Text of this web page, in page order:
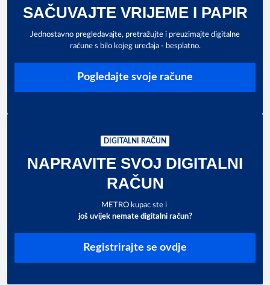
SAČUVAJTE VRIJEME I PAPIR
Jednostavno pregledavajte, pretražujte i preuzimajte digitalne
račune s bilo kojeg uređaja - besplatno.
Pogledajte svoje račune
DIGITALNI RAČUN
NAPRAVITE SVOJ DIGITALNI
RAČUN
METRO kupac ste i
još uvijek nemate digitalni račun?
Registrirajte se ovdje